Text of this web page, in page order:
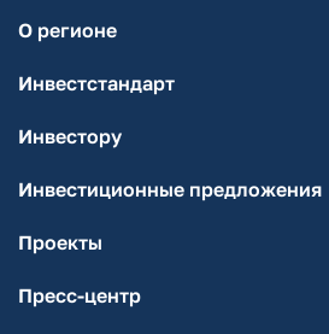
О регионе
Инвестстандарт
Инвестору
Инвестиционные предложения
Проекты
Пресс-центр